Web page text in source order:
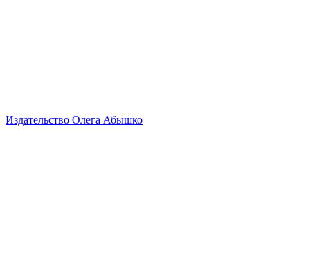
Издательство Олега Абышко